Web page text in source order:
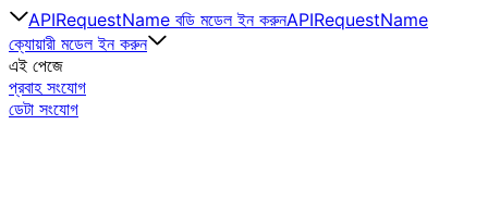
APIRequestName বডি মডেল ইন করুনAPIRequestName
ক্যোয়ারী মডেল ইন করুন
এই পেজে
প্রবাহ সংযোগ
ডেটা সংযোগ